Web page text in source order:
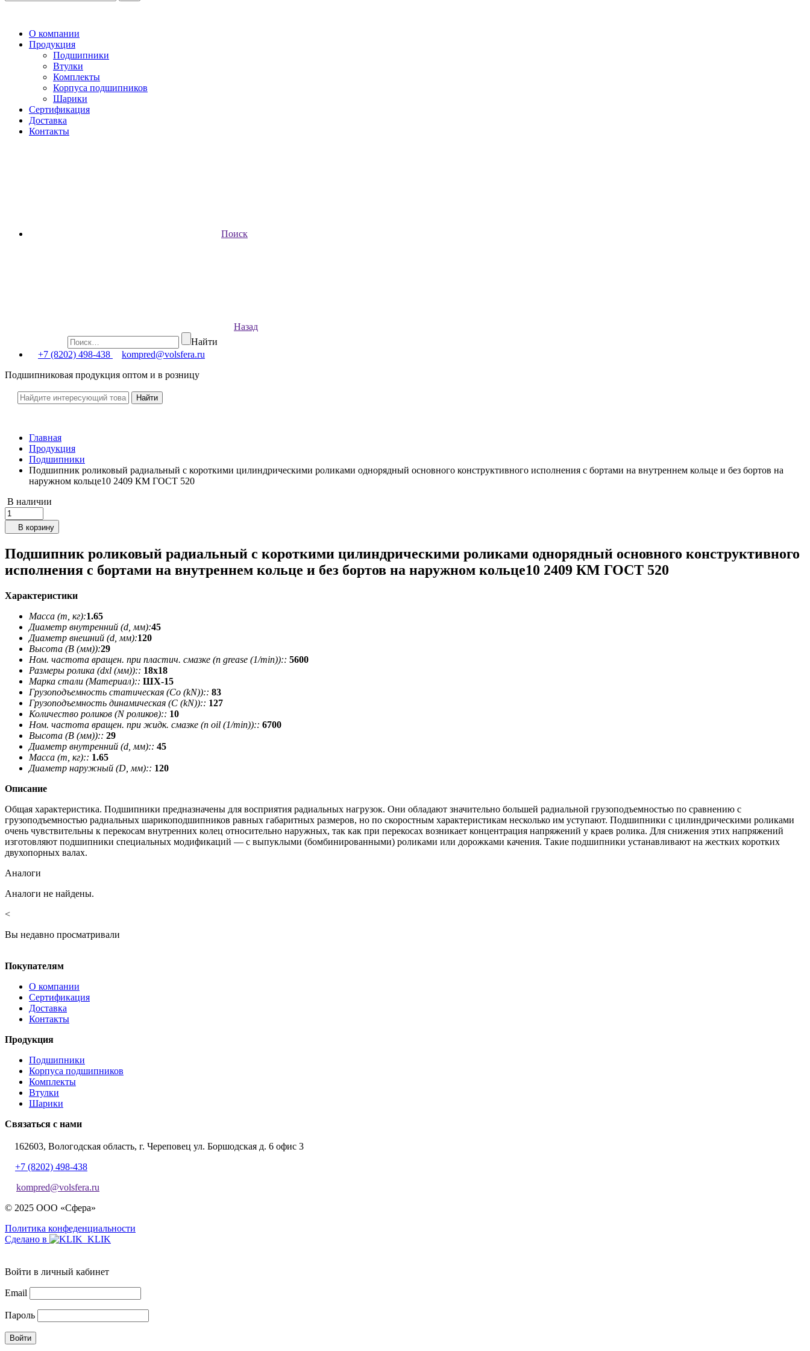
О компании
Продукция
Подшипники
Втулки
Комплекты
Корпуса подшипников
Шарики
Сертификация
Доставка
Контакты
Поиск
Назад
Найти
+7 (8202) 498-438
kompred@volsfera.ru
Подшипниковая продукция оптом и в розницу
Главная
Продукция
Подшипники
Подшипник роликовый радиальный с короткими цилиндрическими роликами однорядный основного конструктивного исполнения с бортами на внутреннем кольце и без бортов на
наружном кольце10 2409 КМ ГОСТ 520
В наличии
В корзину
Подшипник роликовый радиальный с короткими цилиндрическими роликами однорядный основного конструктивного
исполнения с бортами на внутреннем кольце и без бортов на наружном кольце10 2409 КМ ГОСТ 520
Характеристики
Масса (m, кг):1.65
Диаметр внутренний (d, мм):45
Диаметр внешний (d, мм):120
Высота (В (мм)):29
Ном. частота вращен. при пластич. смазке (n grease (1/min)):: 5600
Размеры ролика (dxl (мм)):: 18х18
Марка стали (Материал):: ШХ-15
Грузоподъемность статическая (Co (kN)):: 83
Грузоподъемность динамическая (C (kN)):: 127
Количество роликов (N роликов):: 10
Ном. частота вращен. при жидк. смазке (n oil (1/min)):: 6700
Высота (В (мм)):: 29
Диаметр внутренний (d, мм):: 45
Масса (m, кг):: 1.65
Диаметр наружный (D, мм):: 120
Описание
Общая характеристика. Подшипники предназначены для восприятия радиальных нагрузок. Они обладают значительно большей радиальной грузоподъемностью по сравнению с
грузоподъемностью радиальных шарикоподшипников равных габаритных размеров, но по скоростным характеристикам несколько им уступают. Подшипники с цилиндрическими роликами
очень чувствительны к перекосам внутренних колец относительно наружных, так как при перекосах возникает концентрация напряжений у краев ролика. Для снижения этих напряжений
изготовляют подшипники специальных модификаций — с выпуклыми (бомбинированными) роликами или дорожками качения. Такие подшипники устанавливают на жестких коротких
двухопорных валах.
Аналоги
Аналоги не найдены.
<
Вы недавно просматривали
Покупателям
О компании
Сертификация
Доставка
Контакты
Продукция
Подшипники
Корпуса подшипников
Комплекты
Втулки
Шарики
Связаться с нами
162603, Вологодская область, г. Череповец ул. Боршодская д. 6 офис 3
+7 (8202) 498-438
kompred@volsfera.ru
© 2025 ООО «Сфера»
Политика конфеденциальности
Сделано в
Войти в личный кабинет
Email
Пароль